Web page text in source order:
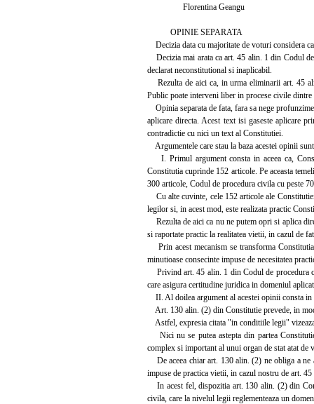
Florentina Geangu
OPINIE SEPARATA
Decizia data cu majoritate de voturi considera
Decizia mai arata ca art. 45 alin. 1 din Codul
declarat neconstitutional si inaplicabil.
Rezulta de aici ca, in urma eliminarii art. 45
Public poate interveni liber in procese civile
Opinia separata de fata, fara sa nege
aplicare directa. Acest text isi gaseste aplicare
contradictie cu nici un text al Constitutiei.
Argumentele care stau la baza acestei opinii
I. Primul argument consta in aceea ca,
Constitutia cuprinde 152 articole. Pe aceasta
300 articole, Codul de procedura civila cu peste
Cu alte cuvinte, cele 152 articole ale
legilor si, in acest mod, este realizata practic
Rezulta de aici ca nu ne putem opri si aplica
si raportate practic la realitatea vietii, in cazul de
Prin acest mecanism se transforma
minutioase consecinte impuse de necesitatea
Privind art. 45 alin. 1 din Codul de procedura
care asigura certitudine juridica in domeniul
II. Al doilea argument al acestei opinii consta
Art. 130 alin. (2) din Constitutie prevede, in
Astfel, expresia citata "in conditiile legii"
Nici nu se putea astepta din partea
complex si important al unui organ de stat atat
De aceea chiar art. 130 alin. (2) ne obliga a ne
impuse de practica vietii, in cazul nostru de art.
In acest fel, dispozitia art. 130 alin. (2) din
civila, care la nivelul legii reglementeaza un